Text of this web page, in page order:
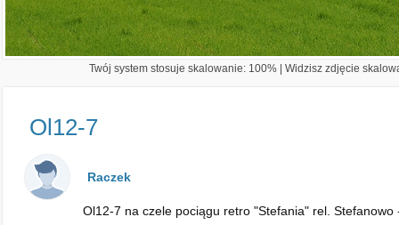
Twój system stosuje skalowanie: 100% | Widzisz zdjęcie
Ol12-7
Raczek
Ol12-7 na czele pociągu retro "Stefania" rel. Stefanowo